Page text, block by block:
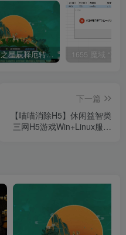
【梦幻之星辰释厄转尊享挂机版】MT3换皮梦幻西游Linux服务端+GM后台+双端+源码+架设教程
下一篇
【喵喵消除H5】休闲益智类
三网H5游戏Win+Linux服务